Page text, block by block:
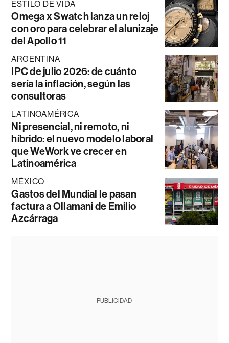
ESTILO DE VIDA
Omega x Swatch lanza un reloj
con oro para celebrar el alunizaje
del Apollo 11
ARGENTINA
IPC de julio 2026: de cuánto
sería la inflación, según las
consultoras
LATINOAMÉRICA
Ni presencial, ni remoto, ni
híbrido: el nuevo modelo laboral
que WeWork ve crecer en
Latinoamérica
MÉXICO
Gastos del Mundial le pasan
factura a Ollamani de Emilio
Azcárraga
PUBLICIDAD